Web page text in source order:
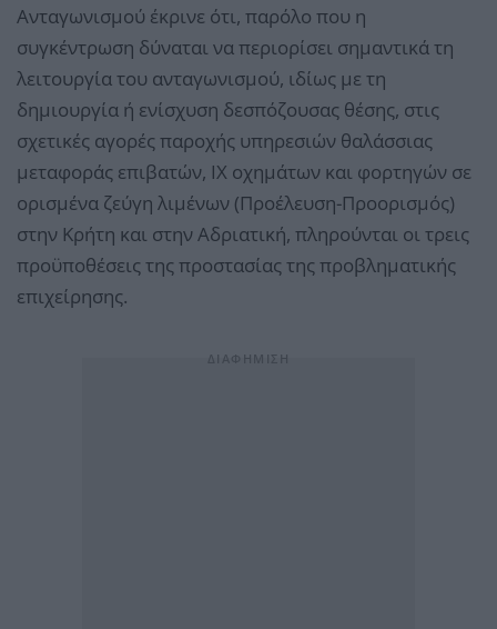
Ανταγωνισμού έκρινε ότι, παρόλο που η
συγκέντρωση δύναται να περιορίσει σημαντικά τη
λειτουργία του ανταγωνισμού, ιδίως με τη
δημιουργία ή ενίσχυση δεσπόζουσας θέσης, στις
σχετικές αγορές παροχής υπηρεσιών θαλάσσιας
μεταφοράς επιβατών, ΙΧ οχημάτων και φορτηγών σε
ορισμένα ζεύγη λιμένων (Προέλευση-Προορισμός)
στην Κρήτη και στην Αδριατική, πληρούνται οι τρεις
προϋποθέσεις της προστασίας της προβληματικής
επιχείρησης.